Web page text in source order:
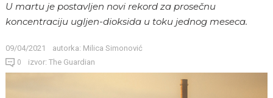
U martu je postavljen novi rekord za prosečnu
koncentraciju ugljen-dioksida u toku jednog meseca.
09/04/2021 autorka: Milica Simonović
0 izvor: The Guardian